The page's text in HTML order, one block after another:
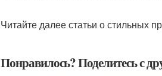
Читайте далее статьи о стильных
Понравилось? Поделитесь с